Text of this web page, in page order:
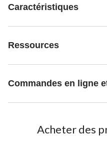
Caractéristiques
Ressources
Commandes en ligne
Acheter des